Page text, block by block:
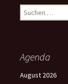
u
n
n
Agenda
August 2026